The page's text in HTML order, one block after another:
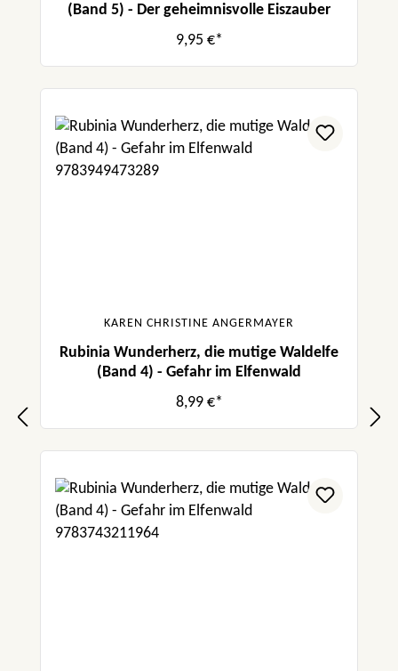
(Band 5) - Der geheimnisvolle Eiszauber
9,95 €*
KAREN CHRISTINE ANGERMAYER
Rubinia Wunderherz, die mutige Waldelfe
(Band 4) - Gefahr im Elfenwald
8,99 €*